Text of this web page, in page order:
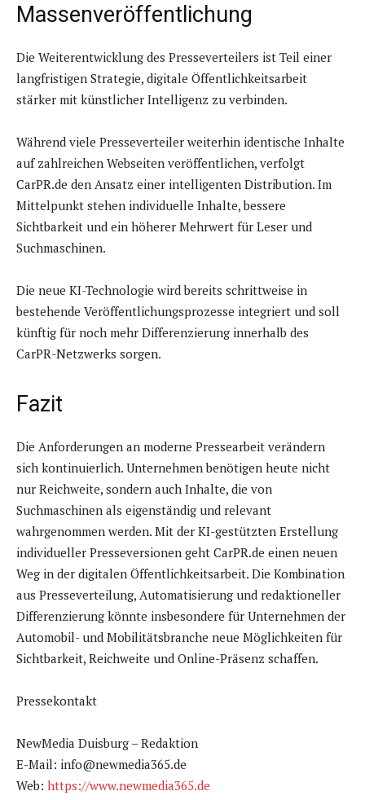
Massenveröffentlichung
Die Weiterentwicklung des Presseverteilers ist Teil einer
langfristigen Strategie, digitale Öffentlichkeitsarbeit
stärker mit künstlicher Intelligenz zu verbinden.
Während viele Presseverteiler weiterhin identische Inhalte
auf zahlreichen Webseiten veröffentlichen, verfolgt
CarPR.de den Ansatz einer intelligenten Distribution. Im
Mittelpunkt stehen individuelle Inhalte, bessere
Sichtbarkeit und ein höherer Mehrwert für Leser und
Suchmaschinen.
Die neue KI-Technologie wird bereits schrittweise in
bestehende Veröffentlichungsprozesse integriert und soll
künftig für noch mehr Differenzierung innerhalb des
CarPR-Netzwerks sorgen.
Fazit
Die Anforderungen an moderne Pressearbeit verändern
sich kontinuierlich. Unternehmen benötigen heute nicht
nur Reichweite, sondern auch Inhalte, die von
Suchmaschinen als eigenständig und relevant
wahrgenommen werden. Mit der KI-gestützten Erstellung
individueller Presseversionen geht CarPR.de einen neuen
Weg in der digitalen Öffentlichkeitsarbeit. Die Kombination
aus Presseverteilung, Automatisierung und redaktioneller
Differenzierung könnte insbesondere für Unternehmen der
Automobil- und Mobilitätsbranche neue Möglichkeiten für
Sichtbarkeit, Reichweite und Online-Präsenz schaffen.
Pressekontakt
NewMedia Duisburg – Redaktion
E-Mail: info@newmedia365.de
Web: https://www.newmedia365.de